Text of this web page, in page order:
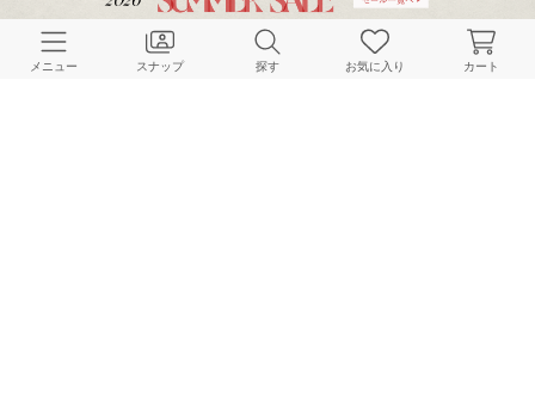
CUSTOMER SERVICE
メニュー スナップ 探す お気に入り カート